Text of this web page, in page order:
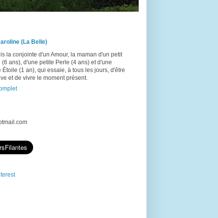
(La Belle)
la conjointe d'un Amour, la maman d'un petit
(6 ans), d'une petite Perle (4 ans) et d'une
Étoile (1 an), qui essaie, à tous les jours, d'être
et de vivre le moment présent.